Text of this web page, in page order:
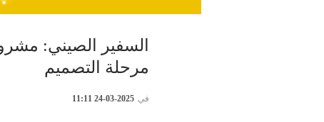
السفير الصيني:
مرحلة التصميم
في 2025-03-24 11:11